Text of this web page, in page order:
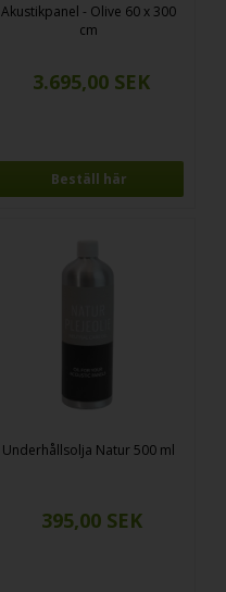
Akustikpanel - Olive 60 x 300
cm
Beställ här
Underhållsolja Natur 500 ml